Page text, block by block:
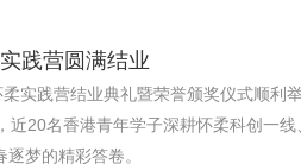
践营圆满结业
实践营结业典礼暨荣誉颁奖仪式顺利
20名香港青年学子深耕怀柔科创一线
梦的精彩答卷。